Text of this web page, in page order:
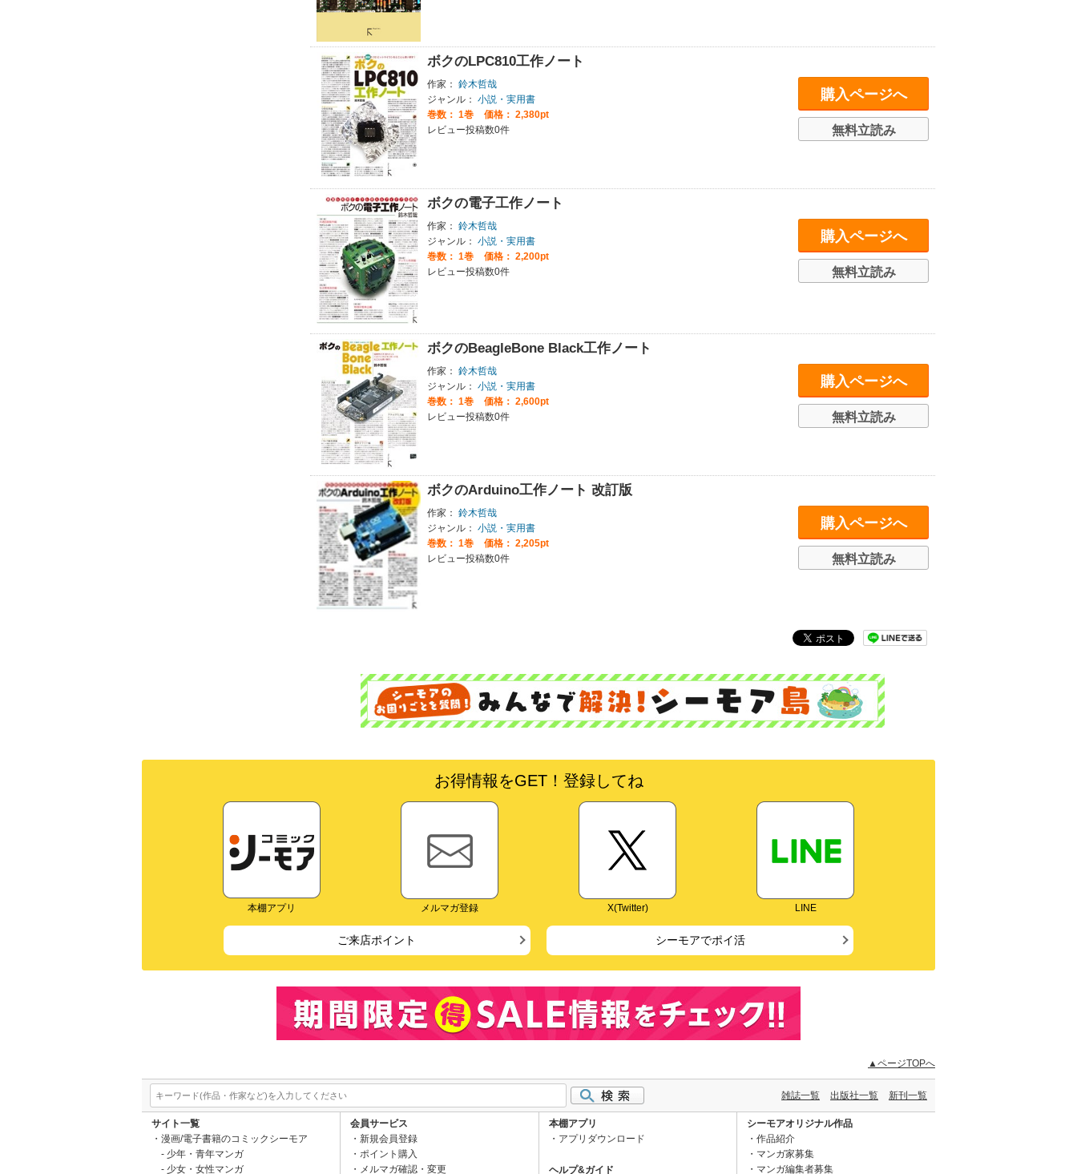
ボクのLPC810工作ノート
作家： 鈴木哲哉
ジャンル： 小説・実用書
巻数： 1巻
価格： 2,380pt
レビュー投稿数0件
購入ページへ
無料立読み
ボクの電子工作ノート
作家： 鈴木哲哉
ジャンル： 小説・実用書
巻数： 1巻
価格： 2,200pt
レビュー投稿数0件
購入ページへ
無料立読み
ボクのBeagleBone Black工作ノート
作家： 鈴木哲哉
ジャンル： 小説・実用書
巻数： 1巻
価格： 2,600pt
レビュー投稿数0件
購入ページへ
無料立読み
ボクのArduino工作ノート 改訂版
作家： 鈴木哲哉
ジャンル： 小説・実用書
巻数： 1巻
価格： 2,205pt
レビュー投稿数0件
購入ページへ
無料立読み
お得情報をGET！登録してね
本棚アプリ メルマガ登録 X(Twitter) LINE
ご来店ポイント シーモアでポイ活
▲ページTOPへ
雑誌一覧 出版社一覧 新刊一覧
サイト一覧
漫画/電子書籍のコミックシーモア
少年・青年マンガ
少女・女性マンガ
会員サービス
新規会員登録
ポイント購入
メルマガ確認・変更
本棚アプリ
アプリダウンロード
ヘルプ&ガイド
シーモアオリジナル作品
作品紹介
マンガ家募集
マンガ編集者募集